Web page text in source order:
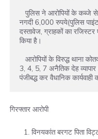
नगदी 6,000 रुपये(पुलिस
दस्तावेज, ग्राहकों का रजिस्टर
किया है।
3, 4, 5, 7 अनैतिक देह
पंजीबद्ध कर वैधानिक कार्यवाही
गिरफ्तार आरोपी
विनयकांत बरगट पिता